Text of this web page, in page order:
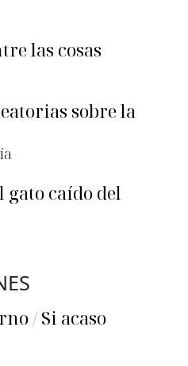
las cosas
sobre la
gato caído del
/ Si acaso